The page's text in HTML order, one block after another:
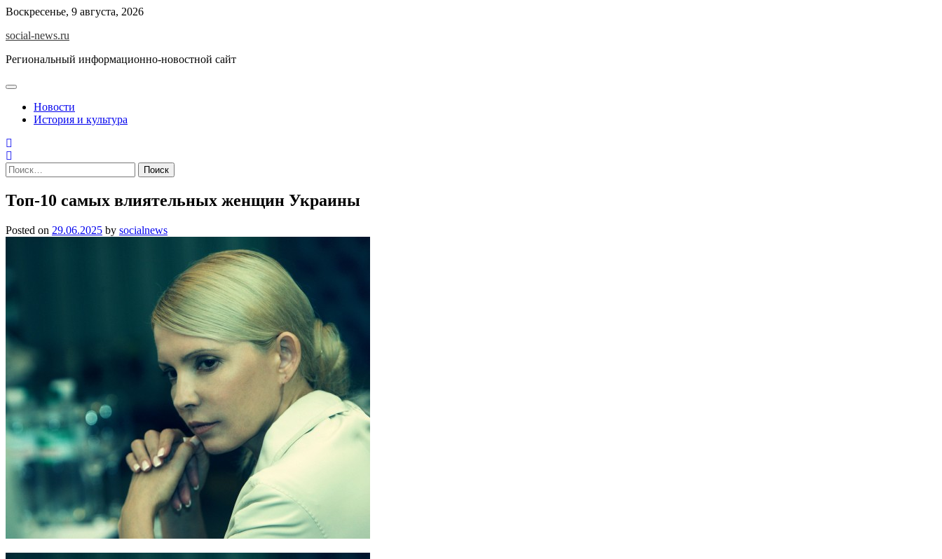
Skip
content
Воскресенье, 9 августа, 2026
social-news.ru
Региональный информационно-новостной сайт
Новости
История и культура
Найти:
Топ-10 самых влиятельных женщин Украины
Posted on 29.06.2025 by socialnews